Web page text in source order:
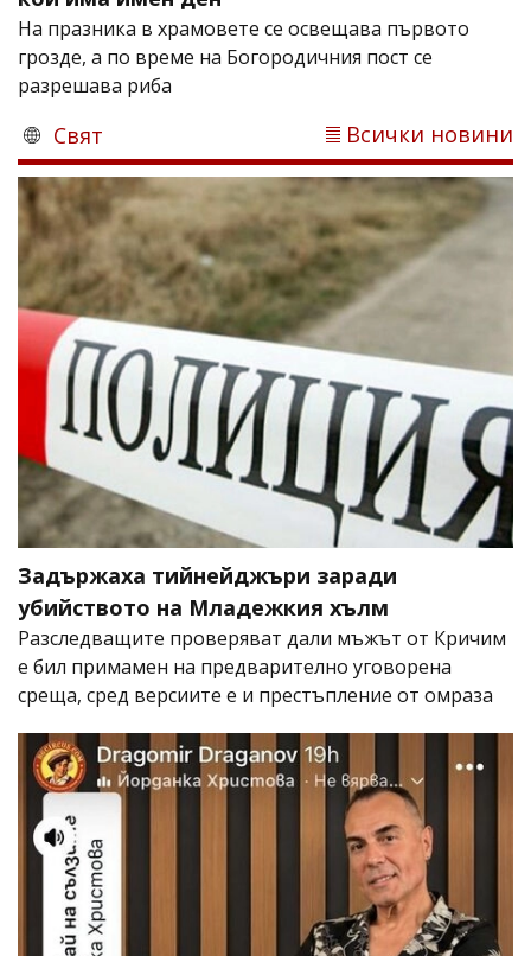
На празника в храмовете се освещава първото
грозде, а по време на Богородичния пост се
разрешава риба
Свят Всички новини
Задържаха тийнейджъри заради
убийството на Младежкия хълм
Разследващите проверяват дали мъжът от Кричим
е бил примамен на предварително уговорена
среща, сред версиите е и престъпление от омраза